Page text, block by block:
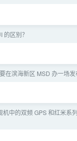
的区别？
在滨海新区 MSD 办一场
机中的双频 GPS 和红米系